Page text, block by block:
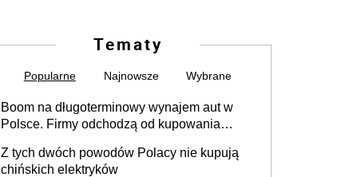
Tematy
Popularne Najnowsze Wybrane
Boom na długoterminowy wynajem aut w
Polsce. Firmy odchodzą od kupowania
Z tych dwóch powodów Polacy nie kupują
chińskich elektryków